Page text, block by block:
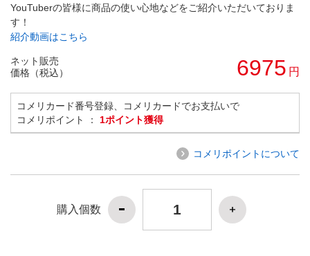
YouTuberの皆様に商品の使い心地などをご紹介いただいておりま
す！
紹介動画はこちら
ネット販売
価格（税込）
6975 円
コメリカード番号登録、コメリカードでお支払いで
コメリポイント ： 1ポイント獲得
コメリポイントについて
購入個数